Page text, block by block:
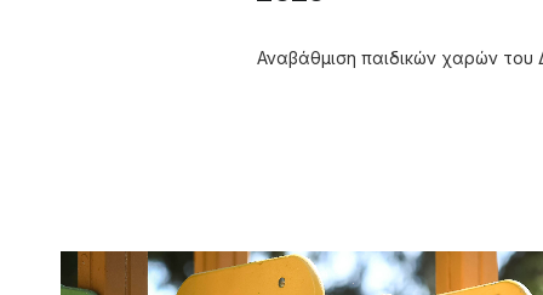
Αναβάθμιση παιδικών χαρών του